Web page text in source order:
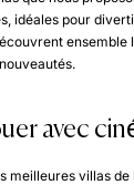
idéales pour
ensemble
nouveautés.
avec
meilleures villas de